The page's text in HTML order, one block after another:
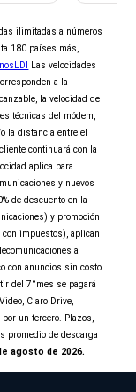
×
de
ilimitadas a números
180 países más,
Las velocidades
a la
la velocidad de
técnicas del módem,
la distancia entre el
continuará con la
aplica para
y nuevos
de descuento en la
y promoción
impuestos), aplican
a
con anuncios sin costo
del 7°mes se pagará
Claro Drive,
un tercero. Plazos,
promedio de descarga
agosto de 2026.